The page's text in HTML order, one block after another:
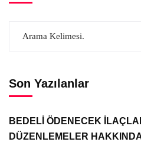
Son Yazılanlar
BEDELİ ÖDENECEK
DÜZENLEMELER